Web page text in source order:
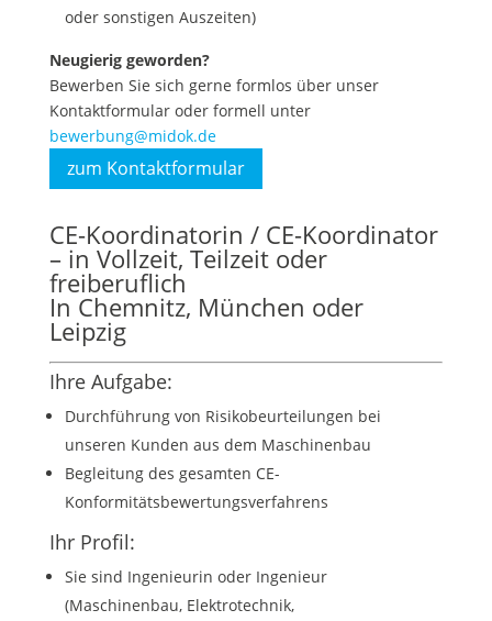
oder sonstigen Auszeiten)
Neugierig geworden?
Bewerben Sie sich gerne formlos über unser
Kontaktformular oder formell unter
bewerbung@midok.de
zum Kontaktformular
CE-Koordinatorin / CE-Koordinator
– in Vollzeit, Teilzeit oder
freiberuflich
In Chemnitz, München oder
Leipzig
Ihre Aufgabe:
Durchführung von Risikobeurteilungen bei
unseren Kunden aus dem Maschinenbau
Begleitung des gesamten CE-
Konformitätsbewertungsverfahrens
Ihr Profil:
Sie sind Ingenieurin oder Ingenieur
(Maschinenbau, Elektrotechnik,